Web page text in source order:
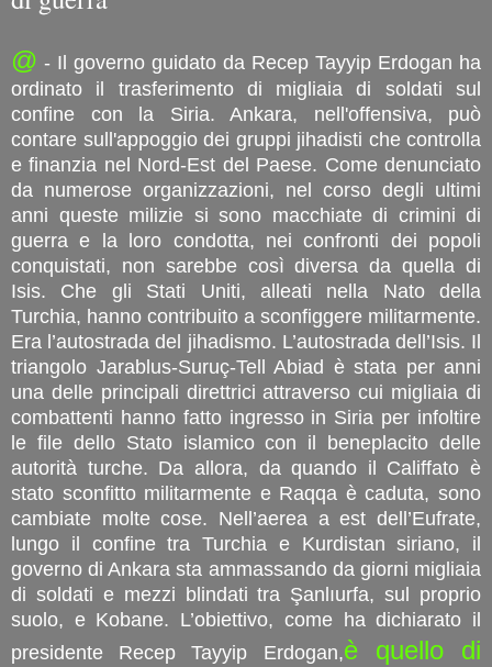
@ - Il governo guidato da Recep Tayyip Erdogan ha
ordinato il trasferimento di migliaia di soldati sul
confine con la Siria. Ankara, nell'offensiva, può
contare sull'appoggio dei gruppi jihadisti che controlla
e finanzia nel Nord-Est del Paese. Come denunciato
da numerose organizzazioni, nel corso degli ultimi
anni queste milizie si sono macchiate di crimini di
guerra e la loro condotta, nei confronti dei popoli
conquistati, non sarebbe così diversa da quella di
Isis. Che gli Stati Uniti, alleati nella Nato della
Turchia, hanno contribuito a sconfiggere militarmente.
Era l’autostrada del jihadismo. L’autostrada dell’Isis. Il
triangolo Jarablus-Suruç-Tell Abiad è stata per anni
una delle principali direttrici attraverso cui migliaia di
combattenti hanno fatto ingresso in Siria per infoltire
le file dello Stato islamico con il beneplacito delle
autorità turche. Da allora, da quando il Califfato è
stato sconfitto militarmente e Raqqa è caduta, sono
cambiate molte cose. Nell’aerea a est dell’Eufrate,
lungo il confine tra Turchia e Kurdistan siriano, il
governo di Ankara sta ammassando da giorni migliaia
di soldati e mezzi blindati tra Şanlıurfa, sul proprio
suolo, e Kobane. L’obiettivo, come ha dichiarato il
presidente Recep Tayyip Erdogan,è quello di